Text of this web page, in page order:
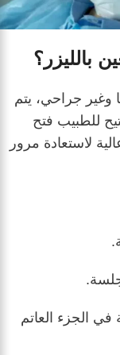
بالليزر؟
وغير جراحي، يتم
للطبيب فتح
لاستعادة مرور
الجزء العاتم